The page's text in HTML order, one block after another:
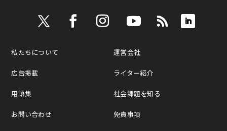
私たちについて
広告掲載
用語集
お問い合わせ
運営会社
ライター紹介
社会課題を知る
免責事項